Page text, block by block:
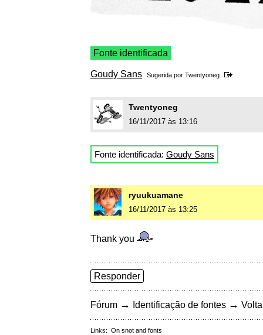
Fonte identificada
Goudy Sans Sugerida por Twentyoneg
Twentyoneg
16/11/2017 às 13:16
Fonte identificada: Goudy Sans
ryuukuamane
16/11/2017 às 13:25
Thank you
Responder
Fórum → Identificação de fontes →
Links: On snot and fonts